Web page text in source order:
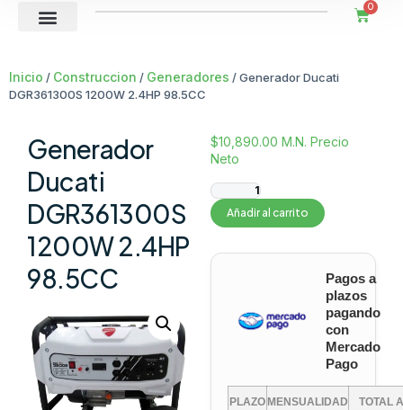
0
Inicio / Construccion / Generadores / Generador Ducati
DGR361300S 1200W 2.4HP 98.5CC
Generador
Ducati
DGR361300S
1200W 2.4HP
98.5CC
$10,890.00 M.N. Precio
Neto
Añadir al carrito
Pagos a
plazos
pagando
con
Mercado
Pago
PLAZO MENSUALIDAD
TOTAL A